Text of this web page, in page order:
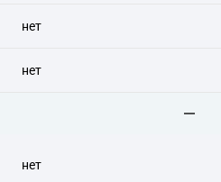
нет
нет
нет